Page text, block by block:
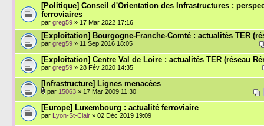
[Politique] Conseil d'Orientation des Infrastructures :
ferroviaires
par greg59 » 17 Mar 2022 17:16
[Exploitation] Bourgogne-Franche-Comté : actualités TER
par greg59 » 11 Sep 2016 18:05
[Exploitation] Centre Val de Loire : actualités TER (réseau
par greg59 » 28 Fév 2020 14:35
[Infrastructure] Lignes menacées
par 15063 » 17 Mar 2009 11:30
[Europe] Luxembourg : actualité ferroviaire
par Lyon-St-Clair » 02 Déc 2019 19:09